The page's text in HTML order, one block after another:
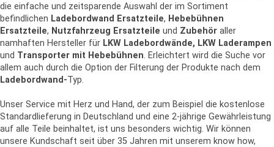
die einfache und zeitsparende Auswahl der im Sortiment
befindlichen Ladebordwand Ersatzteile, Hebebühnen
Ersatzteile, Nutzfahrzeug Ersatzteile und Zubehör aller
namhaften Hersteller für LKW Ladebordwände, LKW Laderampen
und Transporter mit Hebebühnen. Erleichtert wird die Suche vor
allem auch durch die Option der Filterung der Produkte nach dem
Ladebordwand-Typ.
Unser Service mit Herz und Hand, der zum Beispiel die kostenlose
Standardlieferung in Deutschland und eine 2-jährige Gewährleistung
auf alle Teile beinhaltet, ist uns besonders wichtig. Wir können
unsere Kundschaft seit über 35 Jahren mit unserem know how,